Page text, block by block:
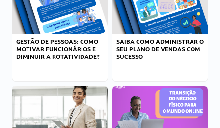
GESTÃO DE PESSOAS: COMO
MOTIVAR FUNCIONÁRIOS E
DIMINUIR A ROTATIVIDADE?
SAIBA COMO ADMINISTRAR O
SEU PLANO DE VENDAS COM
SUCESSO